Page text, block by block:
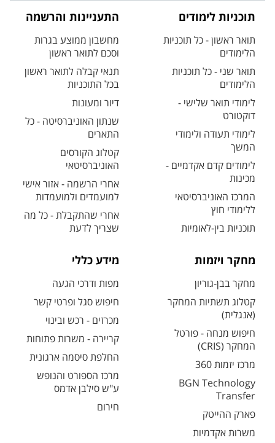
תוכניות לימודים
תואר ראשון - כל תוכניות
הלימודים
תואר שני - כל תוכניות
הלימודים
לימודי תואר שלישי -
דוקטורט
לימודי תעודה ולימודי
המשך
לימודים קדם אקדמיים -
מכינות
המרכז האוניברסיטאי
ללימודי חוץ
תוכניות בין-לאומיות
התעניינות והרשמה
מחשבון ממוצע בגרות
וסכם לתואר ראשון
תנאי קבלה לתואר ראשון
בכל התוכניות
דיור ומעונות
שנתון האוניברסיטה - כל
התארים
קטלוג הקורסים
האוניברסיטאי
אחרי הרשמה - אזור אישי
למועמדים ולמועמדות
אחרי שהתקבלת - כל מה
שצריך לדעת
מחקר ויזמות
מחקר בבן-גוריון
קטלוג תשתיות המחקר
(אנגלית)
חיפוש מנחה - פורטל
המחקר (CRIS)
מרכז יזמות 360
BGN Technology
Transfer
פארק ההייטק
משרות אקדמיות
מידע כללי
מפות ודרכי הגעה
חיפוש סגל ופרטי קשר
מכרזים - רכש ובינוי
קריירה - משרות פתוחות
החלפת סיסמה ארגונית
מרכז הספורט והנופש
ע"ש סילבן אדמס
חירום